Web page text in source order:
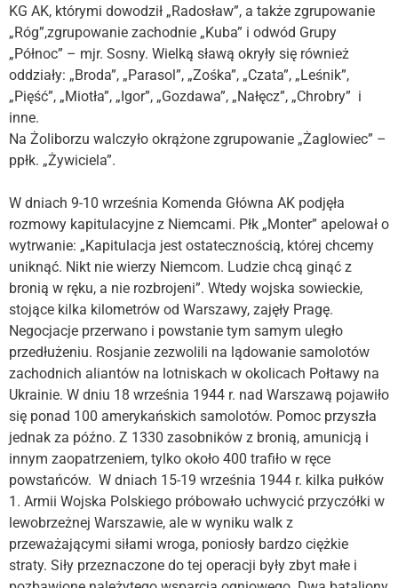
KG AK, którymi dowodził „Radosław”, a także zgrupowanie
„Róg”,zgrupowanie zachodnie „Kuba” i odwód Grupy
„Północ” – mjr. Sosny. Wielką sławą okryły się również
oddziały: „Broda”, „Parasol”, „Zośka”, „Czata”, „Leśnik”,
„Pięść”, „Miotła”, „Igor”, „Gozdawa”, „Nałęcz”, „Chrobry” i
inne.
Na Żoliborzu walczyło okrążone zgrupowanie „Żaglowiec” –
ppłk. „Żywiciela”.
W dniach 9-10 września Komenda Główna AK podjęła
rozmowy kapitulacyjne z Niemcami. Płk „Monter” apelował o
wytrwanie: „Kapitulacja jest ostatecznością, której chcemy
uniknąć. Nikt nie wierzy Niemcom. Ludzie chcą ginąć z
bronią w ręku, a nie rozbrojeni”. Wtedy wojska sowieckie,
stojące kilka kilometrów od Warszawy, zajęły Pragę.
Negocjacje przerwano i powstanie tym samym uległo
przedłużeniu. Rosjanie zezwolili na lądowanie samolotów
zachodnich aliantów na lotniskach w okolicach Połtawy na
Ukrainie. W dniu 18 września 1944 r. nad Warszawą pojawiło
się ponad 100 amerykańskich samolotów. Pomoc przyszła
jednak za późno. Z 1330 zasobników z bronią, amunicją i
innym zaopatrzeniem, tylko około 400 trafiło w ręce
powstańców. W dniach 15-19 września 1944 r. kilka pułków
1. Armii Wojska Polskiego próbowało uchwycić przyczółki w
lewobrzeżnej Warszawie, ale w wyniku walk z
przeważającymi siłami wroga, poniosły bardzo ciężkie
straty. Siły przeznaczone do tej operacji były zbyt małe i